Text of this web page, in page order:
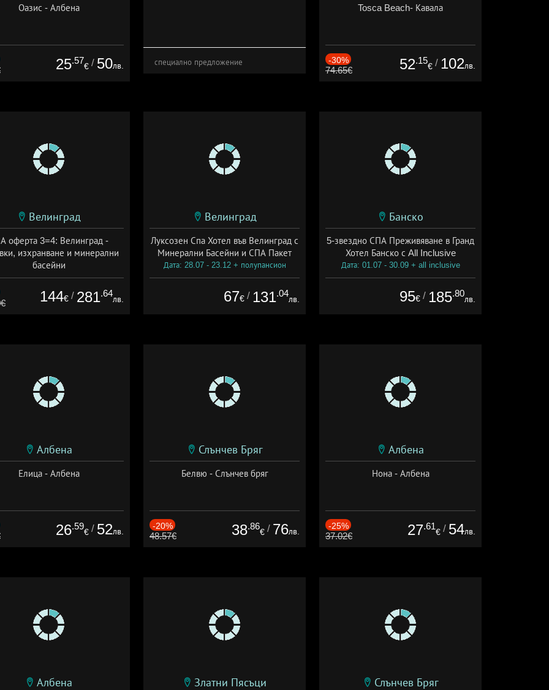
Оазис - Албена
25.57
€ / 50лв. специално предложение
Tosca Beach- Кавала
-30%
74.65€ 52.15
€ / 102лв.
Велинград
оферта 3=4: Велинград -
изхранване и минерални
басейни
01.07 - 30.09 + полупансион
144€ / 281.64
лв.
Велинград
Луксозен Спа Хотел във Велинград с
Минерални Басейни и СПА Пакет
Дата: 28.07 - 23.12 + полупансион
67€ / 131.04
лв.
Банско
5-звездно СПА Преживяване в Гранд
Хотел Банско с All Inclusive
Дата: 01.07 - 30.09 + all inclusive
95€ / 185.80
лв.
Албена
Елица - Албена
26.59
€ / 52лв.
Слънчев Бряг
Белвю - Слънчев бряг
-20%
48.57€ 38.86
€ / 76лв.
Албена
Нона - Албена
-25%
37.02€ 27.61
€ / 54лв.
Албена Златни Пясъци Слънчев Бряг